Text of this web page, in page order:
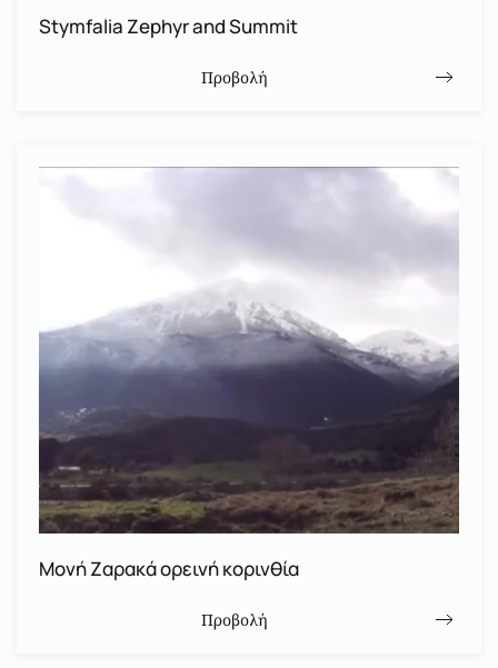
Stymfalia Zephyr and Summit
Προβολή
Μονή Ζαρακά ορεινή κορινθία
Προβολή